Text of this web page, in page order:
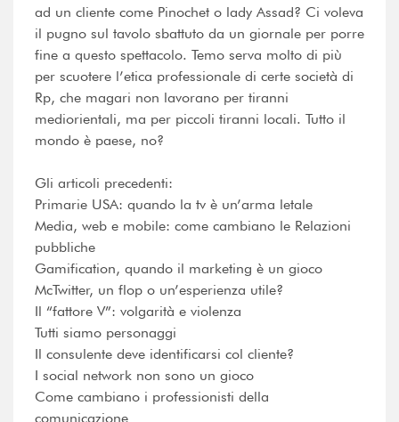
ad un cliente come Pinochet o lady Assad? Ci voleva
il pugno sul tavolo sbattuto da un giornale per porre
fine a questo spettacolo. Temo serva molto di più
per scuotere l’etica professionale di certe società di
Rp, che magari non lavorano per tiranni
mediorientali, ma per piccoli tiranni locali. Tutto il
mondo è paese, no?
Gli articoli precedenti:
Primarie USA: quando la tv è un’arma letale
Media, web e mobile: come cambiano le Relazioni
pubbliche
Gamification, quando il marketing è un gioco
McTwitter, un flop o un’esperienza utile?
Il “fattore V”: volgarità e violenza
Tutti siamo personaggi
Il consulente deve identificarsi col cliente?
I social network non sono un gioco
Come cambiano i professionisti della
comunicazione